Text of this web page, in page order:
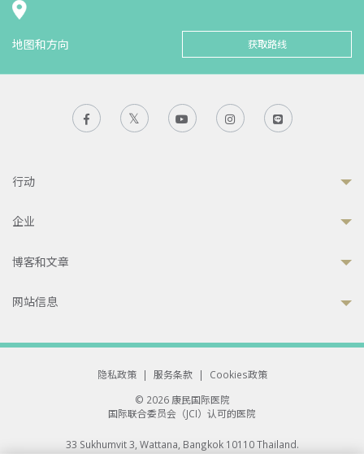
地图和方向 获取路线
行动
企业
博客和文章
网站信息
隐私政策 | 服务条款 |
Cookies政策
© 2026 康民国际医院
国际联合委员会（JCI）认可的医院
33 Sukhumvit 3, Wattana, Bangkok 10110 Thailand.
All rights reserved.